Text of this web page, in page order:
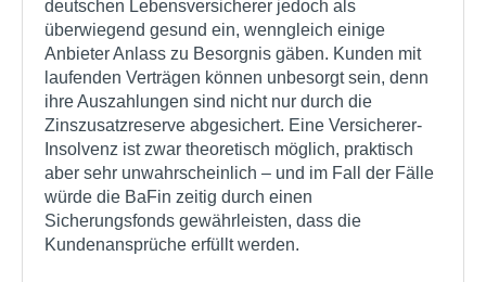
deutschen Lebensversicherer jedoch als
überwiegend gesund ein, wenngleich einige
Anbieter Anlass zu Besorgnis gäben. Kunden mit
laufenden Verträgen können unbesorgt sein, denn
ihre Auszahlungen sind nicht nur durch die
Zinszusatzreserve abgesichert. Eine Versicherer-
Insolvenz ist zwar theoretisch möglich, praktisch
aber sehr unwahrscheinlich – und im Fall der Fälle
würde die BaFin zeitig durch einen
Sicherungsfonds gewährleisten, dass die
Kundenansprüche erfüllt werden.